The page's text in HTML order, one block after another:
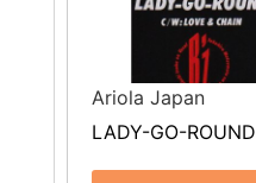
Ariola Japan
LADY-GO-ROUND